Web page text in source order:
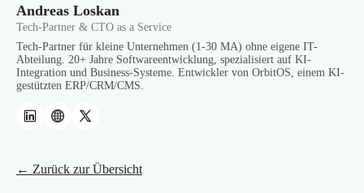
Andreas Loskan
Tech-Partner & CTO as a Service
Tech-Partner für kleine Unternehmen (1-30 MA) ohne eigene IT-
Abteilung. 20+ Jahre Softwareentwicklung, spezialisiert auf KI-
Integration und Business-Systeme. Entwickler von OrbitOS, einem KI-
gestützten ERP/CRM/CMS.
← Zurück zur Übersicht